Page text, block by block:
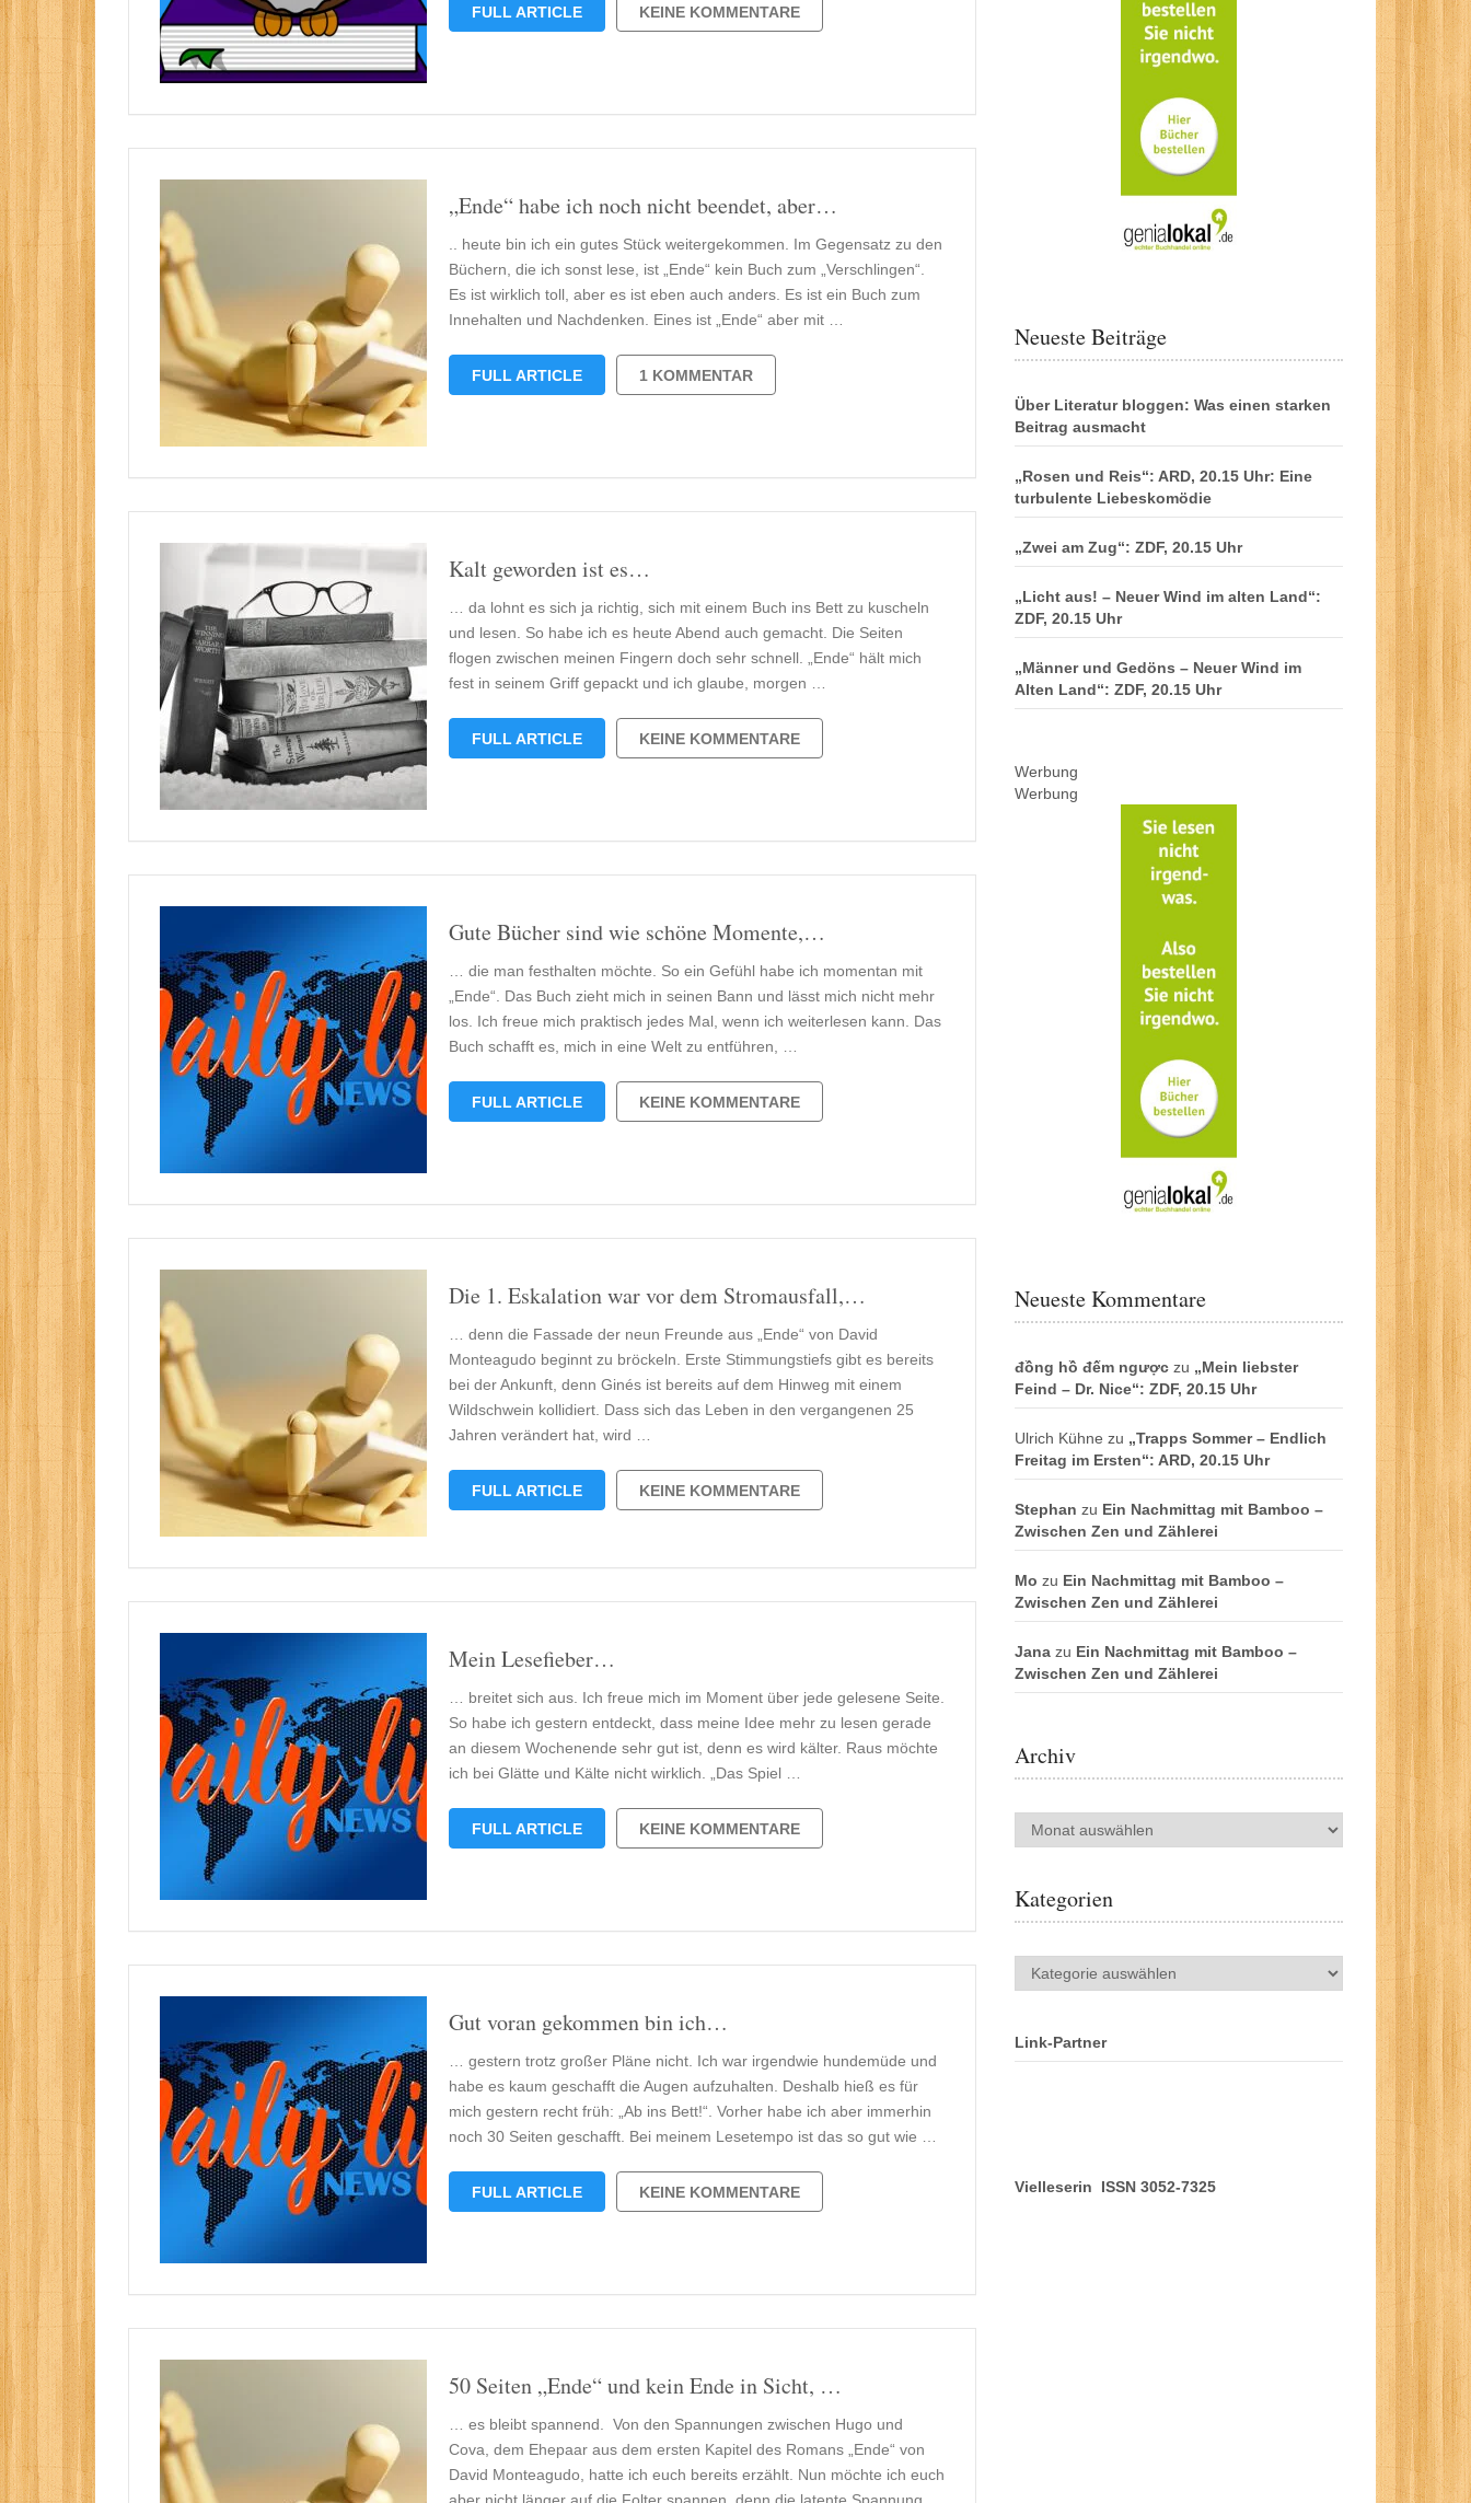
FULL ARTICLE KEINE KOMMENTARE
„Ende“ habe ich noch nicht beendet, aber…
.. heute bin ich ein gutes Stück weitergekommen. Im Gegensatz zu den
Büchern, die ich sonst lese, ist „Ende“ kein Buch zum „Verschlingen“.
Es ist wirklich toll, aber es ist eben auch anders. Es ist ein Buch zum
Innehalten und Nachdenken. Eines ist „Ende“ aber mit …
FULL ARTICLE 1 KOMMENTAR
Kalt geworden ist es…
… da lohnt es sich ja richtig, sich mit einem Buch ins Bett zu kuscheln
und lesen. So habe ich es heute Abend auch gemacht. Die Seiten
flogen zwischen meinen Fingern doch sehr schnell. „Ende“ hält mich
fest in seinem Griff gepackt und ich glaube, morgen …
FULL ARTICLE KEINE KOMMENTARE
Gute Bücher sind wie schöne Momente,…
… die man festhalten möchte. So ein Gefühl habe ich momentan mit
„Ende“. Das Buch zieht mich in seinen Bann und lässt mich nicht mehr
los. Ich freue mich praktisch jedes Mal, wenn ich weiterlesen kann. Das
Buch schafft es, mich in eine Welt zu entführen, …
FULL ARTICLE KEINE KOMMENTARE
Die 1. Eskalation war vor dem Stromausfall,…
… denn die Fassade der neun Freunde aus „Ende“ von David
Monteagudo beginnt zu bröckeln. Erste Stimmungstiefs gibt es bereits
bei der Ankunft, denn Ginés ist bereits auf dem Hinweg mit einem
Wildschwein kollidiert. Dass sich das Leben in den vergangenen 25
Jahren verändert hat, wird …
FULL ARTICLE KEINE KOMMENTARE
Mein Lesefieber…
… breitet sich aus. Ich freue mich im Moment über jede gelesene Seite.
So habe ich gestern entdeckt, dass meine Idee mehr zu lesen gerade
an diesem Wochenende sehr gut ist, denn es wird kälter. Raus möchte
ich bei Glätte und Kälte nicht wirklich. „Das Spiel …
FULL ARTICLE KEINE KOMMENTARE
Gut voran gekommen bin ich…
… gestern trotz großer Pläne nicht. Ich war irgendwie hundemüde und
habe es kaum geschafft die Augen aufzuhalten. Deshalb hieß es für
mich gestern recht früh: „Ab ins Bett!“. Vorher habe ich aber immerhin
noch 30 Seiten geschafft. Bei meinem Lesetempo ist das so gut wie …
FULL ARTICLE KEINE KOMMENTARE
50 Seiten „Ende“ und kein Ende in Sicht, …
… es bleibt spannend. Von den Spannungen zwischen Hugo und
Cova, dem Ehepaar aus dem ersten Kapitel des Romans „Ende“ von
David Monteagudo, hatte ich euch bereits erzählt. Nun möchte ich euch
Neueste Beiträge
Über Literatur bloggen: Was einen starken
Beitrag ausmacht
„Rosen und Reis“: ARD, 20.15 Uhr: Eine
turbulente Liebeskomödie
„Zwei am Zug“: ZDF, 20.15 Uhr
„Licht aus! – Neuer Wind im alten Land“:
ZDF, 20.15 Uhr
„Männer und Gedöns – Neuer Wind im
Alten Land“: ZDF, 20.15 Uhr
Werbung
Werbung
Neueste Kommentare
đồng hồ đếm ngược zu „Mein liebster
Feind – Dr. Nice“: ZDF, 20.15 Uhr
Ulrich Kühne zu „Trapps Sommer – Endlich
Freitag im Ersten“: ARD, 20.15 Uhr
Stephan zu Ein Nachmittag mit Bamboo –
Zwischen Zen und Zählerei
Mo zu Ein Nachmittag mit Bamboo –
Zwischen Zen und Zählerei
Jana zu Ein Nachmittag mit Bamboo –
Zwischen Zen und Zählerei
Archiv
Archiv
Kategorien
Kategorien
Link-Partner
Vielleserin ISSN 3052-7325